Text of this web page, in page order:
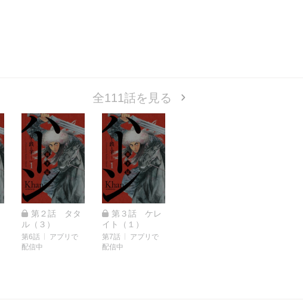
全111話を見る
第２話 タタ
ル（３）
第6話
アプリで
配信中
第３話 ケレ
イト（１）
第7話
アプリで
配信中